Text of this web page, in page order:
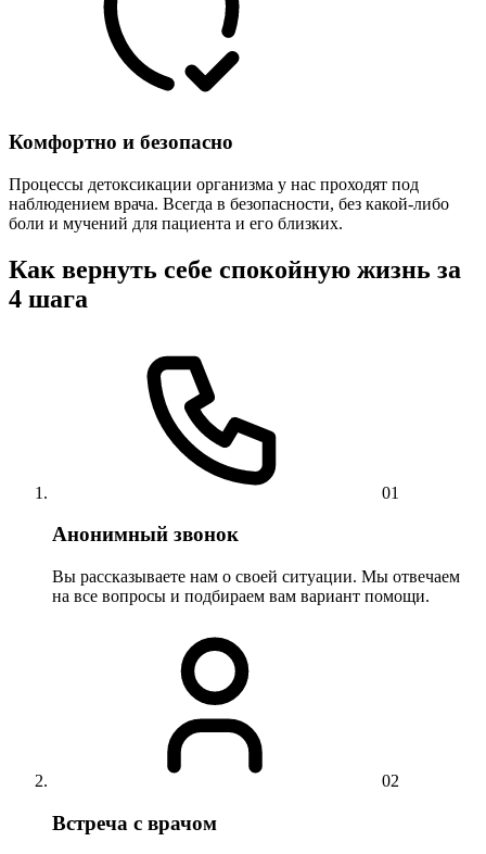
Комфортно и безопасно
Процессы детоксикации организма у нас проходят под
наблюдением врача. Всегда в безопасности, без какой-либо
боли и мучений для пациента и его близких.
Как вернуть себе спокойную жизнь за
4 шага
01
Анонимный звонок
Вы рассказываете нам о своей ситуации. Мы отвечаем
на все вопросы и подбираем вам вариант помощи.
02
Встреча с врачом